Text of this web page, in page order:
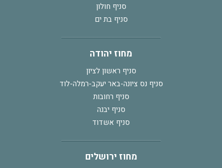
סניף חולון
סניף בת ים
מחוז יהודה
סניף ראשון לציון
סניף נס ציונה-באר יעקב-רמלה-לוד
סניף רחובות
סניף יבנה
סניף אשדוד
מחוז ירושלים